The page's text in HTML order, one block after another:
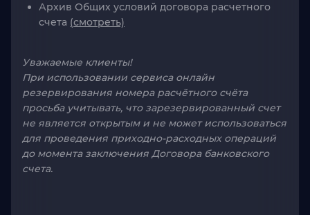
Архив Общих условий договора расчетного
счета (смотреть)
Уважаемые клиенты!
При использовании сервиса онлайн
резервирования номера расчётного счёта
просьба учитывать, что зарезервированный счет
не является открытым и не может использоваться
для проведения приходно-расходных операций
до момента заключения Договора банковского
счета.